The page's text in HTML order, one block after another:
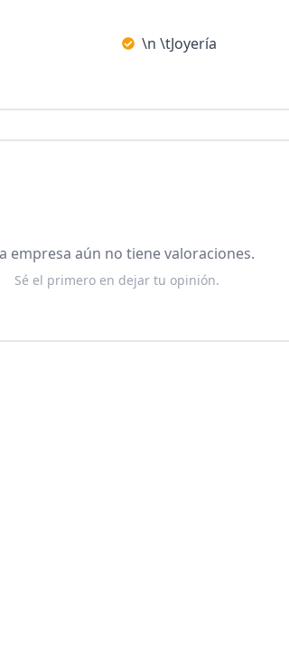
\n \tJoyería
empresa aún no tiene valoraciones.
Sé el primero en dejar tu opinión.